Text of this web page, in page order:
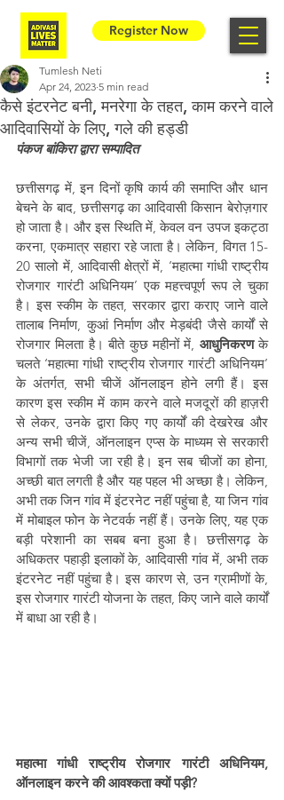
Register Now
कैसे इंटरनेट बनी, मनरेगा के तहत, काम करने वाले
आदिवासियों के लिए, गले की हड्डी
Tumlesh Neti
Apr 24, 2023 5 min read
पंकज बांकिरा द्वारा सम्पादित
छत्तीसगढ़ में, इन दिनों कृषि कार्य की समाप्ति और धान
बेचने के बाद, छत्तीसगढ़ का आदिवासी किसान बेरोज़गार
हो जाता है। और इस स्थिति में, केवल वन उपज इकट्ठा
करना, एकमात्र सहारा रहे जाता है। लेकिन, विगत 15-
20 सालो में, आदिवासी क्षेत्रों में, ‘महात्मा गांधी राष्ट्रीय
रोजगार गारंटी अधिनियम’ एक महत्त्वपूर्ण रूप ले चुका
है। इस स्कीम के तहत, सरकार द्वारा कराए जाने वाले
तालाब निर्माण, कुआं निर्माण और मेड़बंदी जैसे कार्यों से
रोजगार मिलता है। बीते कुछ महीनों में, आधुनिकरण के
चलते ‘महात्मा गांधी राष्ट्रीय रोजगार गारंटी अधिनियम’
के अंतर्गत, सभी चीजें ऑनलाइन होने लगी हैं। इस
कारण इस स्कीम में काम करने वाले मजदूरों की हाज़री
से लेकर, उनके द्वारा किए गए कार्यों की देखरेख और
अन्य सभी चीजें, ऑनलाइन एप्स के माध्यम से सरकारी
विभागों तक भेजी जा रही है। इन सब चीजों का होना,
अच्छी बात लगती है और यह पहल भी अच्छा है। लेकिन,
अभी तक जिन गांव में इंटरनेट नहीं पहुंचा है, या जिन गांव
में मोबाइल फोन के नेटवर्क नहीं हैं। उनके लिए, यह एक
बड़ी परेशानी का सबब बना हुआ है। छत्तीसगढ़ के
अधिकतर पहाड़ी इलाकों के, आदिवासी गांव में, अभी तक
इंटरनेट नहीं पहुंचा है। इस कारण से, उन ग्रामीणों के,
इस रोजगार गारंटी योजना के तहत, किए जाने वाले कार्यों
में बाधा आ रही है।
महात्मा गांधी राष्ट्रीय रोजगार गारंटी अधिनियम,
ऑनलाइन करने की आवश्कता क्यों पड़ी?